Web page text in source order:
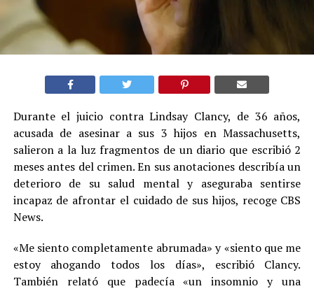
Durante el juicio contra Lindsay Clancy, de 36 años,
acusada de asesinar a sus 3 hijos en Massachusetts,
salieron a la luz fragmentos de un diario que escribió 2
meses antes del crimen. En sus anotaciones describía un
deterioro de su salud mental y aseguraba sentirse
incapaz de afrontar el cuidado de sus hijos, recoge CBS
News.
«Me siento completamente abrumada» y «siento que me
estoy ahogando todos los días», escribió Clancy.
También relató que padecía «un insomnio y una